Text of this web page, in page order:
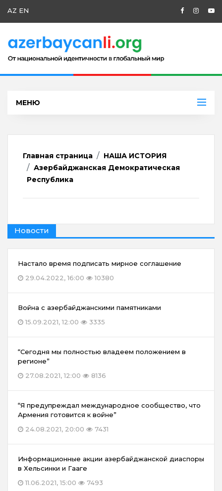
AZ EN
МЕНЮ
Главная страница
НАША ИСТОРИЯ
Азербайджанская Демократическая
Республика
Новости
Настало время подписать мирное соглашение
29.04.2022, 16:00
10380
Война с азербайджанскими памятниками
15.09.2021, 12:00
3335
“Сегодня мы полностью владеем положением в
регионе”
27.08.2021, 12:00
8136
“Я предупреждал международное сообщество, что
Армения готовится к войне”
24.08.2021, 20:00
7431
Информационные акции азербайджанской диаспоры
в Хельсинки и Гааге
11.06.2021, 15:00
7493